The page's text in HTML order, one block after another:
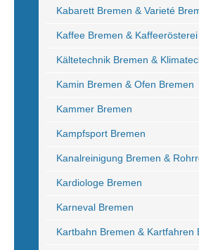
Kabarett Bremen & Varieté
Kaffee Bremen &
Kältetechnik Bremen &
Kamin Bremen & Ofen Bremen
Kammer Bremen
Kampfsport Bremen
Kanalreinigung Bremen &
Kardiologe Bremen
Karneval Bremen
Kartbahn Bremen & Kartfahren